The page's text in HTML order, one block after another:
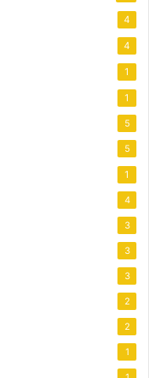
4
4
1
1
5
5
1
4
3
3
3
2
2
1